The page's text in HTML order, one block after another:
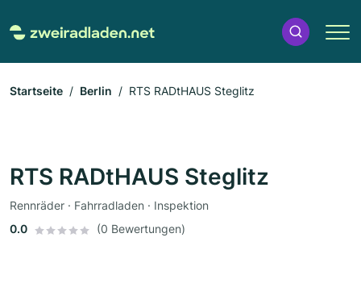
Startseite Berlin RTS RADtHAUS Steglitz
RTS RADtHAUS Steglitz
Rennräder · Fahrradladen · Inspektion
0.0
(0 Bewertungen)